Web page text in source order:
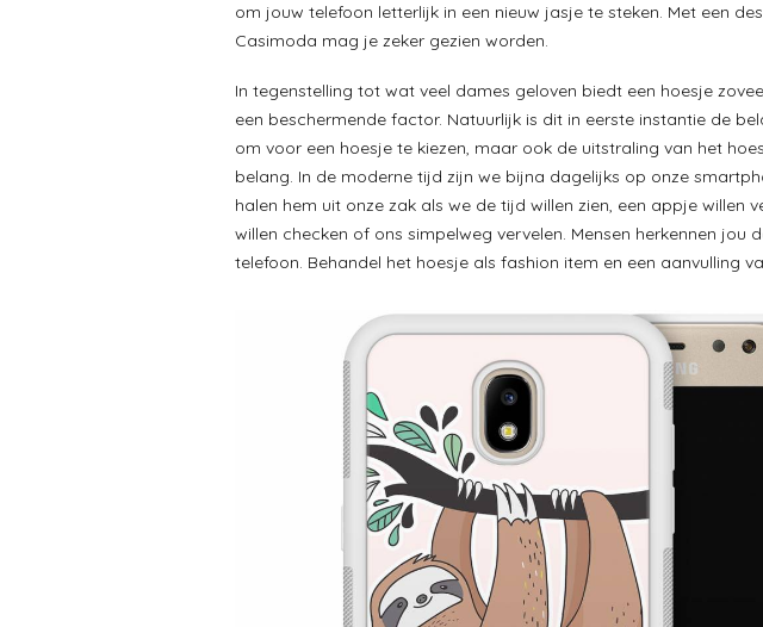
om jouw telefoon letterlijk in een nieuw jasje te steken. Met een
Casimoda mag je zeker gezien worden.
In tegenstelling tot wat veel dames geloven biedt een hoesje
een beschermende factor. Natuurlijk is dit in eerste instantie de
om voor een hoesje te kiezen, maar ook de uitstraling van het
belang. In de moderne tijd zijn we bijna dagelijks op onze
halen hem uit onze zak als we de tijd willen zien, een appje willen
willen checken of ons simpelweg vervelen. Mensen herkennen jou
telefoon. Behandel het hoesje als fashion item en een aanvulling